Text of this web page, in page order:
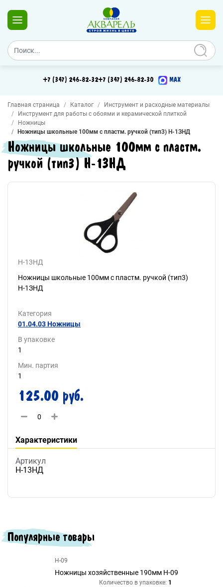
+7 (347) 246-82-32+7 (347) 246-82-30 MAX
Главная страница Каталог
Инструмент и расходные материалы
Инструмент для работы с обоями и керамической плиткой
Ножницы
Ножницы школьные 100мм с пластм. ручкой (тип3) Н-1ЗНД
Ножницы школьные 100мм с пластм.
ручкой (тип3) Н-1ЗНД
Н-13НД
Ножницы школьные 100мм с пластм. ручкой (тип3)
Н-1ЗНД
Категория
01.04.03 Ножницы
В упаковке
1
Мин. партия
1
125.00 руб.
Характеристики
Артикул
Н-13НД
Популярные товары
Н-09
Ножницы хозяйственные 190мм H-09
Количество в упаковке: 1